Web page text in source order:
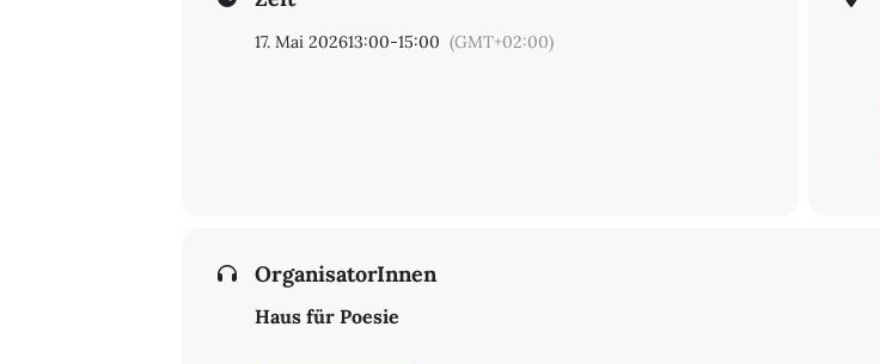
17. Mai 202613:00-15:00 (GMT+02:00)
OrganisatorInnen
Haus für Poesie